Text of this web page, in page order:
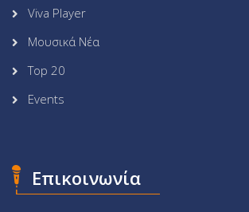
Viva Player
Μουσικά Νέα
Top 20
Events
Επικοινωνία